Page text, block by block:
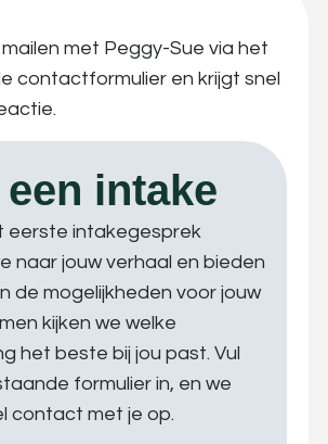
met Peggy-Sue via het
contactformulier en krijgt snel
intake
eerste intakegesprek
naar jouw verhaal en bieden
de mogelijkheden voor jouw
kijken we welke
het beste bij jou past. Vul
formulier in, en we
contact met je op.